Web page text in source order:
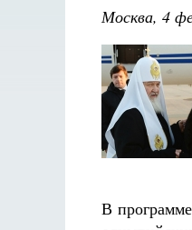
Москва, 4
В